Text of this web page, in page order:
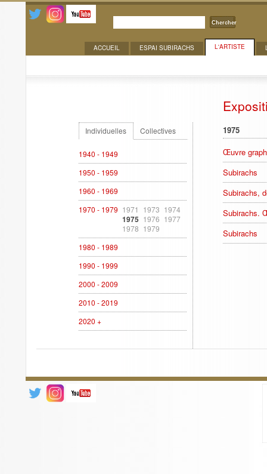
Chercher
L'ARTISTE
ESPAI SUBIRACHS
ACCUEIL
Individuelles Collectives
1940 - 1949
1950 - 1959
1960 - 1969
1970 - 1979 1971 1973 1974
1975 1976 1977
1978 1979
1980 - 1989
1990 - 1999
2000 - 2009
2010 - 2019
2020 +
1975
Œuvre
Subirachs
Subirachs,
Subirachs.
Subirachs